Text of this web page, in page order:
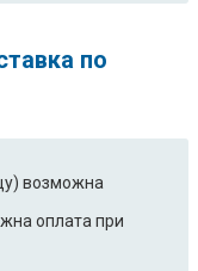
по
возможна
оплата при